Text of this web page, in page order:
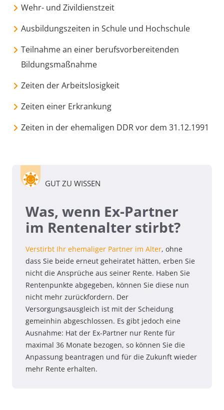
Wehr- und Zivildienstzeit
Ausbildungszeiten in Schule und Hochschule
Teilnahme an einer berufsvorbereitenden
Bildungsmaßnahme
Zeiten der Arbeitslosigkeit
Zeiten einer Erkrankung
Zeiten in der ehemaligen DDR vor dem 31.12.1991
GUT ZU WISSEN
Was, wenn Ex-Partner
im Rentenalter stirbt?
Verstirbt Ihr ehemaliger Partner im Alter, ohne
dass Sie beide erneut geheiratet hätten, erben Sie
nicht die Ansprüche aus seiner Rente. Haben Sie
Rentenpunkte abgegeben, können Sie diese nun
nicht mehr zurückfordern. Der
Versorgungsausgleich ist mit der Scheidung
gemeinhin abgeschlossen. Es gibt jedoch eine
Ausnahme: Hat der Ex-Partner nur Rente für
maximal 36 Monate bezogen, so können Sie die
Anpassung beantragen und für die Zukunft wieder
mehr Rente erhalten.